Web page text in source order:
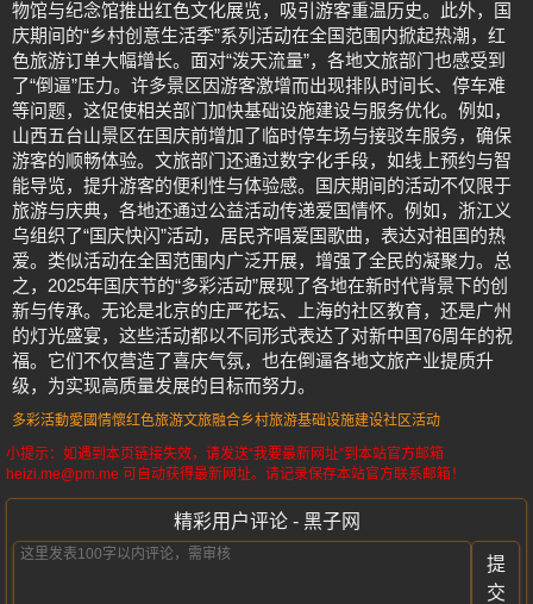
物馆与纪念馆推出红色文化展览，吸引游客重温历史。此外，国
庆期间的“乡村创意生活季”系列活动在全国范围内掀起热潮，红
色旅游订单大幅增长。面对“泼天流量”，各地文旅部门也感受到
了“倒逼”压力。许多景区因游客激增而出现排队时间长、停车难
等问题，这促使相关部门加快基础设施建设与服务优化。例如，
山西五台山景区在国庆前增加了临时停车场与接驳车服务，确保
游客的顺畅体验。文旅部门还通过数字化手段，如线上预约与智
能导览，提升游客的便利性与体验感。国庆期间的活动不仅限于
旅游与庆典，各地还通过公益活动传递爱国情怀。例如，浙江义
乌组织了“国庆快闪”活动，居民齐唱爱国歌曲，表达对祖国的热
爱。类似活动在全国范围内广泛开展，增强了全民的凝聚力。总
之，2025年国庆节的“多彩活动”展现了各地在新时代背景下的创
新与传承。无论是北京的庄严花坛、上海的社区教育，还是广州
的灯光盛宴，这些活动都以不同形式表达了对新中国76周年的祝
福。它们不仅营造了喜庆气氛，也在倒逼各地文旅产业提质升
级，为实现高质量发展的目标而努力。
多彩活動愛國情懷红色旅游文旅融合乡村旅游基础设施建设社区活动
小提示：如遇到本页链接失效，请发送“我要最新网址”到本站官方邮箱
heizi.me@pm.me 可自动获得最新网址。请记录保存本站官方联系邮箱！
精彩用户评论 - 黑子网
提
交